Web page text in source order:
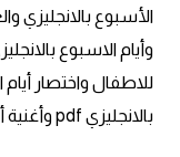
Learn English
Learn Spanish
الأسبوع بالانجليزي
وأيام الاسبوع
للاطفال واختصار أيام
بالانجليزي pdf وأغنية أيام الأسبوع بالانجليزي مكتوبة.